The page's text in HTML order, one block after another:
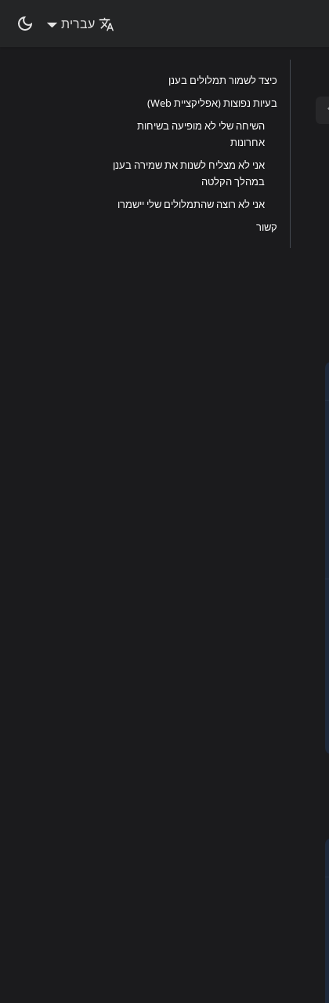
עברית
כיצד לשמור תמלולים בענן
בעיות נפוצות (אפליקציית Web)
השיחה שלי לא מופיעה בשיחות
אחרונות
אני לא מצליח לשנות את שמירה בענן
במהלך הקלטה
אני לא רוצה שהתמלולים שלי יישמרו
קשור